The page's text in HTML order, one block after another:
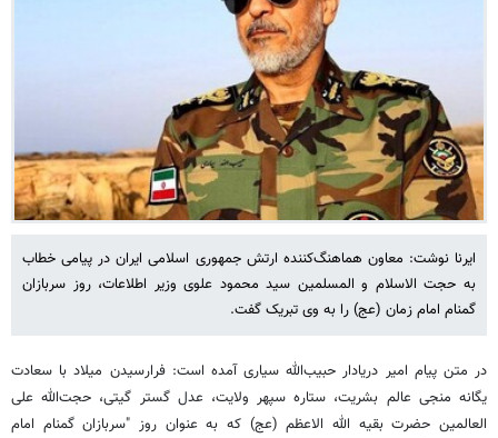
ایرنا نوشت: معاون هماهنگ‌کننده ارتش جمهوری اسلامی ایران در پیامی خطاب
به حجت الاسلام و المسلمین سید محمود علوی وزیر اطلاعات، روز سربازان
گمنام امام زمان (عج) را به وی تبریک گفت.
در متن پیام امیر دریادار حبیب‌الله سیاری آمده است: فرارسیدن میلاد با سعادت
یگانه منجی عالم بشریت، ستاره سپهر ولایت، عدل گستر گیتی، حجت‌الله علی
العالمین حضرت بقیه الله الاعظم (عج) که به عنوان روز "سربازان گمنام امام